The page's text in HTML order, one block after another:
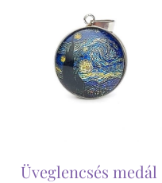
Üveglencsés medál